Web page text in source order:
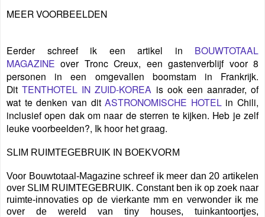
MEER VOORBEELDEN
Eerder schreef ik een artikel in
BOUWTOTAAL
MAGAZINE over Tronc Creux, een gastenverblijf voor 8
personen in een omgevallen boomstam in Frankrijk.
DitTENTHOTEL IN ZUID-KOREA is ook een aanrader, of
wat te denken van ditASTRONOMISCHE HOTELin Chili,
inclusief open dak om naar de sterren te kijken. Heb je zelf
leuke voorbeelden?, Ik hoor het graag.
SLIM RUIMTEGEBRUIK IN BOEKVORM
Voor Bouwtotaal-Magazine schreef ik meer dan 20 artikelen
over SLIM RUIMTEGEBRUIK. Constant ben ik op zoek naar
ruimte-innovaties op de vierkante mm en verwonder ik me
over de wereld van tiny houses, tuinkantoortjes,